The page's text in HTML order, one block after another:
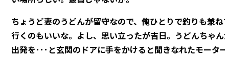
ちょうど妻のうどんが留守なので、俺ひとりで釣りも兼ね
行くのもいいな。よし、思い立ったが吉日。うどんちゃん
出発を･･･と玄関のドアに手をかけると聞きなれたモータ